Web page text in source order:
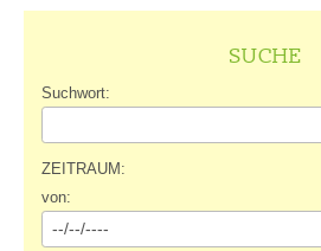
SUCHE
Suchwort:
ZEITRAUM:
von: